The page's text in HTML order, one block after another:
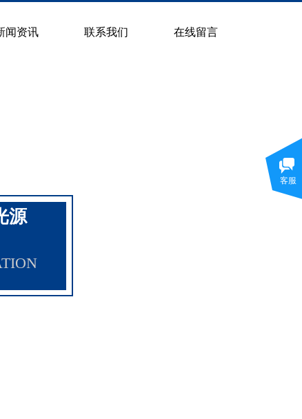
闻资讯 联系我们 在线留言
源
客服